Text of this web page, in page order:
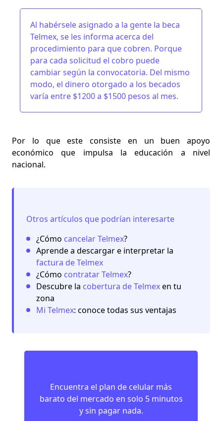
Al habérsele asignado a la gente la beca
Telmex, se les informa acerca del
procedimiento para que cobren. Porque
para cada solicitud el cobro puede
cambiar según la convocatoria. Del mismo
modo, el dinero otorgado a los becados
varía entre $1200 a $1500 pesos al mes.
Por lo que este consiste en un buen apoyo
económico que impulsa la educación a nivel
nacional.
Otros artículos que podrían interesarte
¿Cómo cancelar Telmex?
Aprende a descargar e interpretar la
factura de Telmex
¿Cómo contratar Telmex?
Descubre la cobertura de Telmexen tu
zona
Mi Telmex: conoce todas sus ventajas
Encuentra el plan de celular más
barato del mercado en solo 5 minutos
y sin pagar nada.